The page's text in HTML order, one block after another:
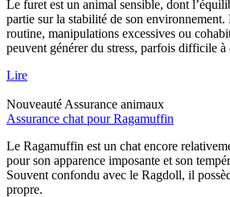
Le furet est un animal sensible, dont
partie sur la stabilité de son environnement.
routine, manipulations excessives ou
peuvent générer du stress, parfois difficile à
Lire
Nouveauté Assurance animaux
Assurance chat pour Ragamuffin
Le Ragamuffin est un chat encore
pour son apparence imposante et son
Souvent confondu avec le Ragdoll, il
propre.